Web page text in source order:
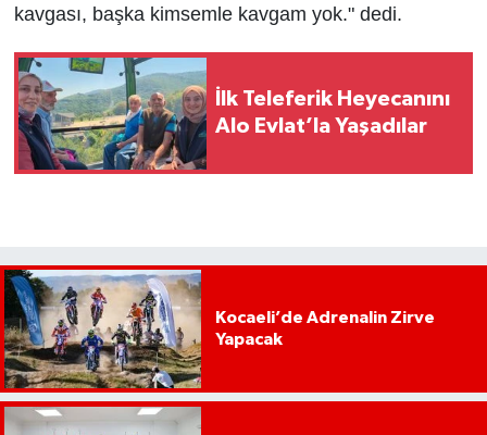
kavgası, başka kimsemle kavgam yok." dedi.
İlk Teleferik Heyecanını
Alo Evlat’la Yaşadılar
Kocaeli’de Adrenalin Zirve
Yapacak